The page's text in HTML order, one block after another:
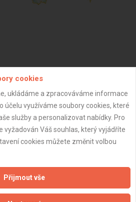
informace
používání souborů cookie
cookies
ukládáme a zpracováváme informace
účelu využíváme soubory cookies, které
služby a personalizovat nabídky. Pro
vyžadován Váš souhlas, který vyjádříte
cookies můžete změnit volbou
Přijmout vše